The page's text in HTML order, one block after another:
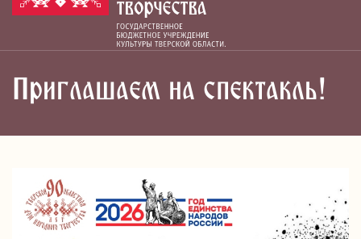
Приглашаем на спектакль!